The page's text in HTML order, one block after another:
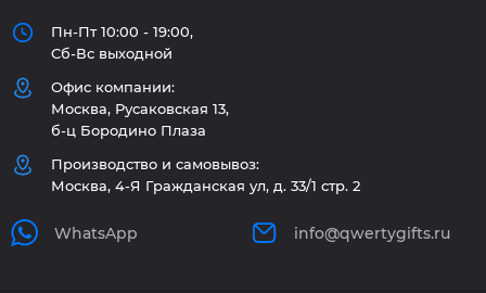
Пн-Пт 10:00 - 19:00,
Сб-Вс выходной
Офис компании:
Москва, Русаковская 13,
б-ц Бородино Плаза
Производство и самовывоз:
Москва, 4-Я Гражданская ул, д. 33/1 стр. 2
WhatsApp info@qwertygifts.ru